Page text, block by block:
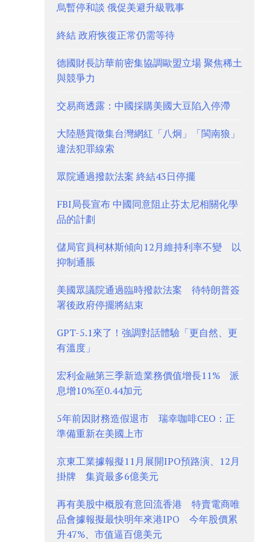
烏暫停和談 俄促美避升級戰事
終結 政府恢復正常仍需等待
德國財長訪華前密集協調歐盟立場 聚焦稀土
與競爭力
交易商透露：中國採購美國大豆陷入停滯
大陸懸賞徵集台灣網紅「八炯」「閩南狼」
違法犯罪線索
眾院通過撥款法案 終結43日停擺
FBI局長宣布 中國同意阻止芬太尼相關化學
品的計劃
儲局官員柯林斯傾向12月維持利率不變 以
抑制通脹
美國眾議院通過臨時撥款法案 待特朗普簽
署後政府停擺將結束
GPT-5.1來了！強調對話體驗「更自然、更
有溫度」
宏利金融第三季新造業務價值增長11% 派
息增10%至0.44加元
5年前因財務造假退市 瑞幸咖啡CEO：正
準備重新在美國上市
京東工業據報擬11月展開IPO預路演、12月
掛牌 集資最多6億美元
再有美股中概股有意回流香港 特賣電商唯
品會據報擬最快明年來港IPO 今年股價累
升47%、市值逼百億美元